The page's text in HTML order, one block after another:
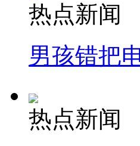
热点新闻
男孩错把
热点新闻